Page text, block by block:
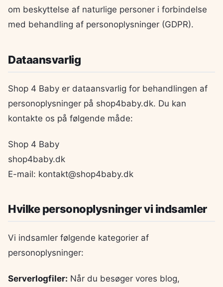
om beskyttelse af naturlige personer i forbindelse
med behandling af personoplysninger (GDPR).
Dataansvarlig
Shop 4 Baby er dataansvarlig for behandlingen af
personoplysninger på shop4baby.dk. Du kan
kontakte os på følgende måde:
Shop 4 Baby
shop4baby.dk
E-mail: kontakt@shop4baby.dk
Hvilke personoplysninger vi indsamler
Vi indsamler følgende kategorier af
personoplysninger:
Serverlogfiler: Når du besøger vores blog,